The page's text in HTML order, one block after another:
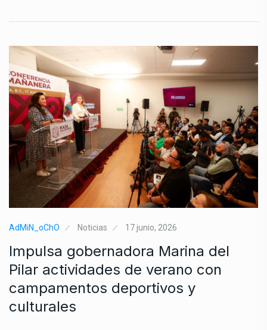
AdMiN_oChO Noticias 17 junio, 2026
Impulsa gobernadora Marina del
Pilar actividades de verano con
campamentos deportivos y
culturales